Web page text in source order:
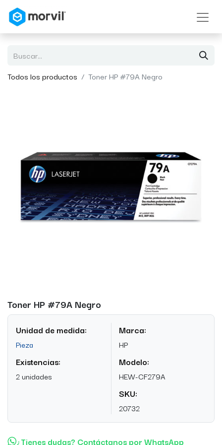
Todos los productos Toner HP #79A Negro
Toner HP #79A Negro
Unidad de medida:
Pieza
Existencias:
2 unidades
Marca:
HP
Modelo:
HEW-CF279A
SKU:
20732
¿Tienes dudas? Contáctanos por WhatsApp